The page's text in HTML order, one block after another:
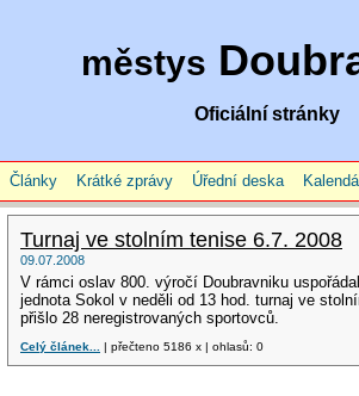
městys
Oficiální stránky
Články Krátké zprávy Úřední deska
Turnaj ve stolním tenise 6.7. 2008
09.07.2008
V rámci oslav 800. výročí Doubravniku
jednota Sokol v neděli od 13 hod. turnaj ve
přišlo 28 neregistrovaných sportovců.
Celý článek... | přečteno 5186 x | ohlasů: 0